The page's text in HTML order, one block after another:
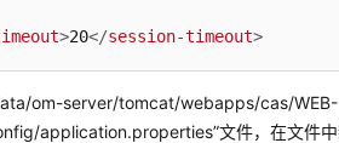
>20</session-timeout>
om-server/tomcat/webapps/cas/WEB-
application.properties”文件，在文件